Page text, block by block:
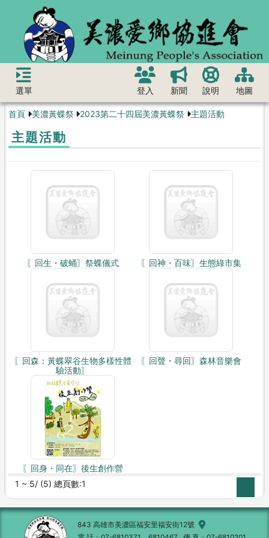
選單 登入 新聞 說明 地圖
首頁 美濃黃蝶祭 2023第二十四屆美濃黃蝶祭 主題活動
主題活動
〖回生・破蛹〗祭蝶儀式 〖回神・百味〗生態綠市集
〖回森：黃蝶翠谷生物多樣性體
驗活動〗
〖回聲・尋回〗森林音樂會
〖回身・同在〗後生創作營
1 ~ 5/ (5) 總頁數:1
843 高雄市美濃區福安里福安街12號